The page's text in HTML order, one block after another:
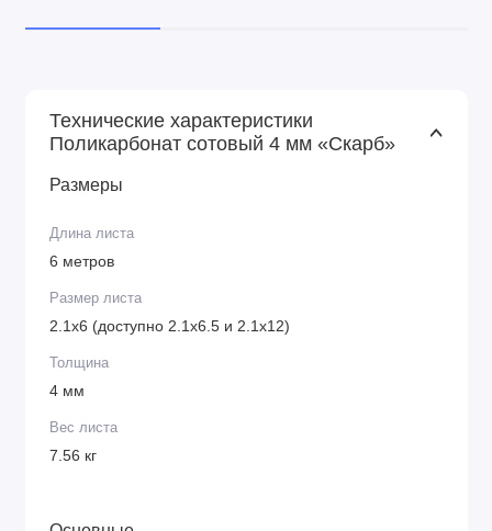
Технические характеристики
Поликарбонат сотовый 4 мм «Скарб»
Размеры
Длина листа
6 метров
Размер листа
2.1х6 (доступно 2.1х6.5 и 2.1х12)
Толщина
4 мм
Вес листа
7.56 кг